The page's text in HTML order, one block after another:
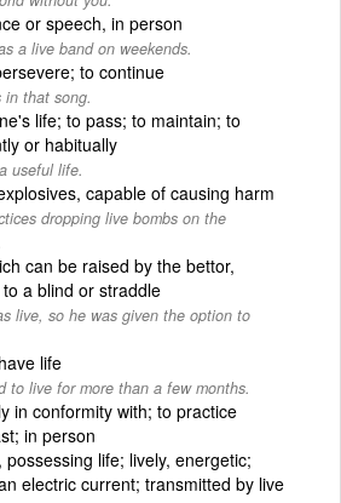
or speech, in person
a live band on weekends.
to continue
in that song.
life; to pass; to maintain; to
or habitually
useful life.
capable of causing harm
dropping live bombs on the
can be raised by the bettor,
a blind or straddle
live, so he was given the option to
life
to live for more than a few months.
in conformity with; to practice
in person
possessing life; lively, energetic;
electric current; transmitted by live